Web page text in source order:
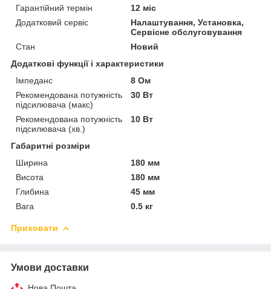
Гарантійний термін
12 міс
Додатковий сервіс
Налаштування, Установка,
Сервісне обслуговування
Стан
Новий
Додаткові функції і характеристики
Імпеданс
8 Ом
Рекомендована потужність
підсилювача (макс)
30 Вт
Рекомендована потужність
підсилювача (хв.)
10 Вт
Габаритні розміри
Ширина
180 мм
Висота
180 мм
Глибина
45 мм
Вага
0.5 кг
Приховати
Умови доставки